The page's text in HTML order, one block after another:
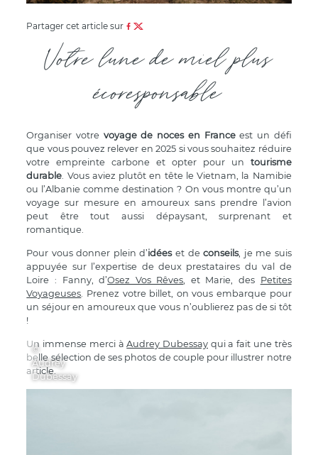
Partager cet article sur
Votre lune de miel plus
écoresponsable
Organiser votre voyage de noces en Franceest un défi
que vous pouvez relever en 2025 si vous souhaitez réduire
votre empreinte carbone et opter pour un tourisme
durable . Vous aviez plutôt en tête le Vietnam, la Namibie
ou l’Albanie comme destination ? On vous montre qu’un
voyage sur mesure en amoureux sans prendre l’avion
peut être tout aussi dépaysant, surprenant et
romantique.
Pour vous donner plein d’idéeset deconseils, je me suis
appuyée sur l’expertise de deux prestataires du val de
Loire : Fanny, d’Osez Vos Rêves , et Marie, des Petites
Voyageuses . Prenez votre billet, on vous embarque pour
un séjour en amoureux que vous n’oublierez pas de si tôt
!
Un immense merci àAudrey Dubessay qui a fait une très
belle sélection de ses photos de couple pour illustrer notre
article.
©
Audrey
Dubessay